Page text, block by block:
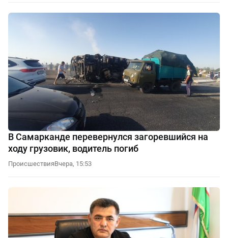
В Самарканде перевернулся загоревшийся на
ходу грузовик, водитель погиб
ПроисшествияВчера, 15:53